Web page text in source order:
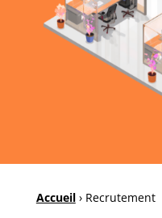
Accueil ›Recrutement